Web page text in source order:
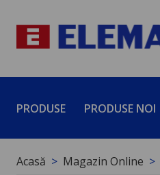
PRODUSE PRODUSE NOI
Acasă Magazin Online